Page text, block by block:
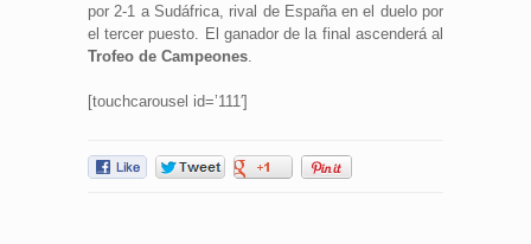
por 2-1 a Sudáfrica, rival de España en el duelo por
el tercer puesto. El ganador de la final ascenderá al
Trofeo de Campeones
[touchcarousel id=’111′]